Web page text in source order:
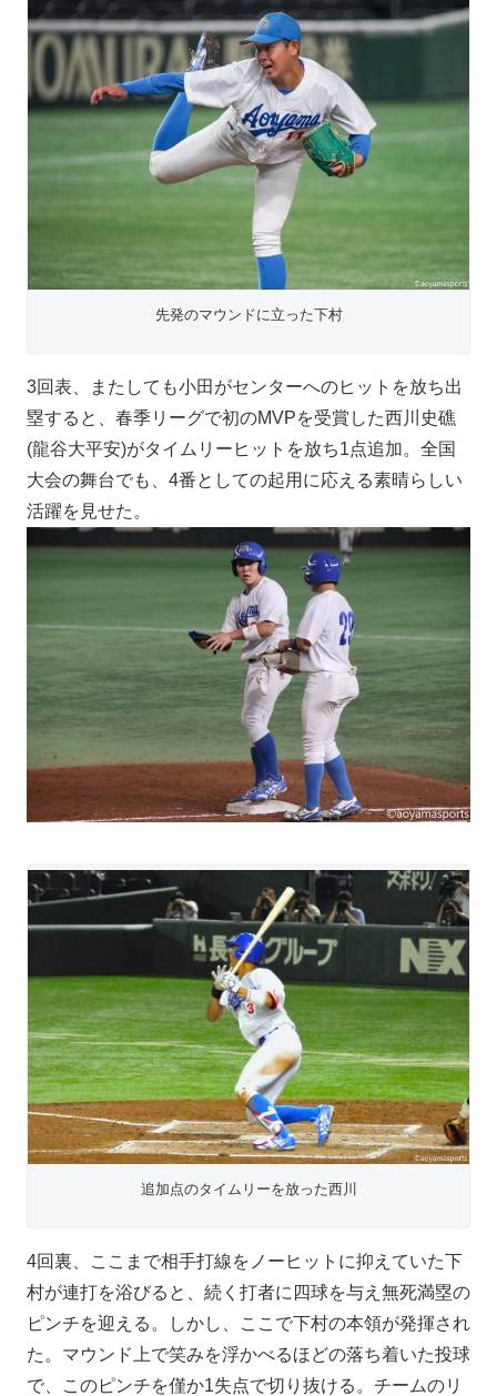
先発のマウンドに立った下村
3回表、またしても小田がセンターへのヒットを放ち出
塁すると、春季リーグで初のMVPを受賞した西川史礁
(龍谷大平安)がタイムリーヒットを放ち1点追加。全国
大会の舞台でも、4番としての起用に応える素晴らしい
活躍を見せた。
追加点のタイムリーを放った西川
4回裏、ここまで相手打線をノーヒットに抑えていた下
村が連打を浴びると、続く打者に四球を与え無死満塁の
ピンチを迎える。しかし、ここで下村の本領が発揮され
た。マウンド上で笑みを浮かべるほどの落ち着いた投球
で、このピンチを僅か1失点で切り抜ける。チームのリ